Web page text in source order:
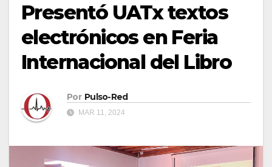
Presentó UATx textos
electrónicos en Feria
Internacional del Libro
Por Pulso-Red
MAR 11, 2024